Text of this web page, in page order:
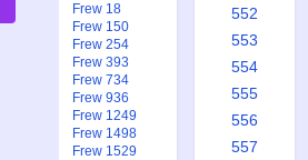
Frew 18
Frew 150
Frew 254
Frew 393
Frew 734
Frew 936
Frew 1249
Frew 1498
Frew 1529
552
553
554
555
556
557